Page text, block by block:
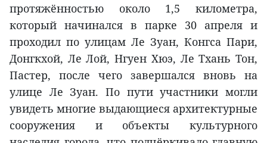
протяжённостью около 1,5 километра,
который начинался в парке 30 апреля и
проходил по улицам Ле Зуан, Конгса Пари,
Донгкхой, Ле Лой, Нгуен Хюэ, Ле Тхань Тон,
Пастер, после чего завершался вновь на
улице Ле Зуан. По пути участники могли
увидеть многие выдающиеся архитектурные
сооружения и объекты культурного